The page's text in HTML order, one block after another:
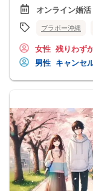
・全国各地に募集してお
がございます。
・本人様確認書類のご提
等をご準備下さい。
ご了承下さいませ。
・終了時刻は目安となり
ご案内いたします。
・最小催行人数 1対1、最
・イベント開催時刻１時
差し上げます。
オンライン婚
ブラボー沖縄
女性 残りわず
男性 キャンセ